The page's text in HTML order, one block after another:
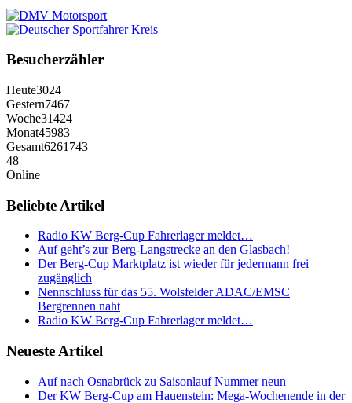
Besucherzähler
Heute3024
Gestern7467
Woche31424
Monat45983
Gesamt6261743
48
Online
Beliebte Artikel
Radio KW Berg-Cup Fahrerlager meldet…
Auf geht’s zur Berg-Langstrecke an den Glasbach!
Der Berg-Cup Marktplatz ist wieder für jedermann frei
zugänglich
Nennschluss für das 55. Wolsfelder ADAC/EMSC
Bergrennen naht
Radio KW Berg-Cup Fahrerlager meldet…
Neueste Artikel
Auf nach Osnabrück zu Saisonlauf Nummer neun
Der KW Berg-Cup am Hauenstein: Mega-Wochenende in der